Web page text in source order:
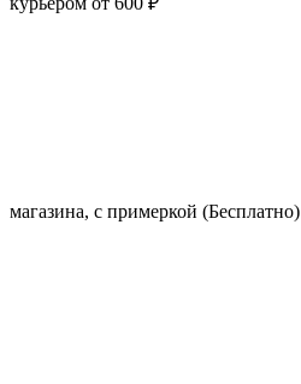
магазина, с примеркой (Бесплатно)